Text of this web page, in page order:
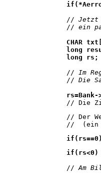
// Jetzt
// ein
CHAR
long
// Im
// Die
// Die
// Der
//  (ein
if(rs<0)
// Am